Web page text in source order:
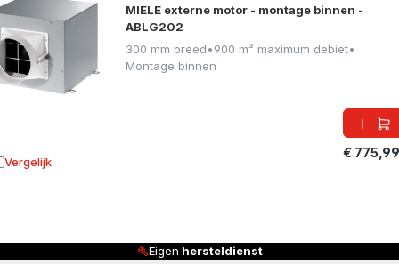
MIELE externe motor - montage binnen -
ABLG202
300 mm breed•900 m³ maximum debiet•
Montage binnen
€ 775,99
Vergelijk aan vergelijking
Eigen hersteldienst